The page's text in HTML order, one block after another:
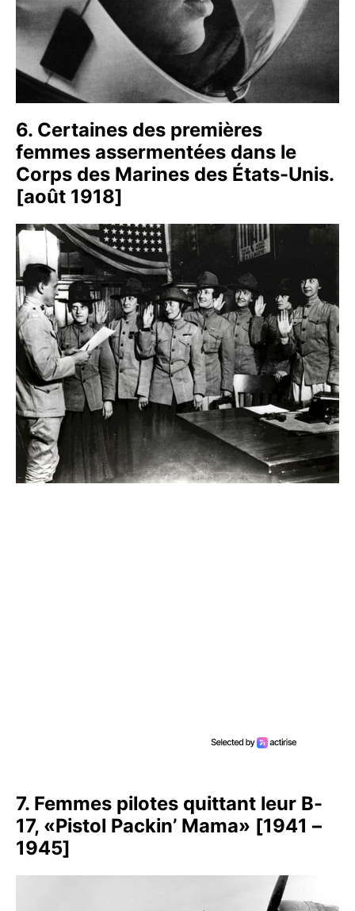
6. Certaines des premières
femmes assermentées dans le
Corps des Marines des États-Unis.
[août 1918]
7. Femmes pilotes quittant leur B-
17, «Pistol Packin’ Mama» [1941 –
1945]